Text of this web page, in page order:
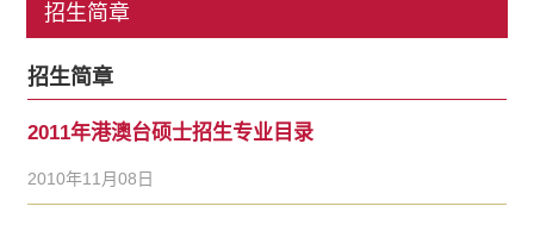
招生简章
招生简章
2011年港澳台硕士招生专业目录
2010年11月08日